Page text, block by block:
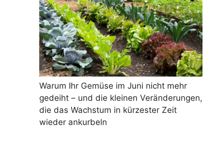
Warum Ihr Gemüse im Juni nicht mehr
gedeiht – und die kleinen Veränderungen,
die das Wachstum in kürzester Zeit
wieder ankurbeln